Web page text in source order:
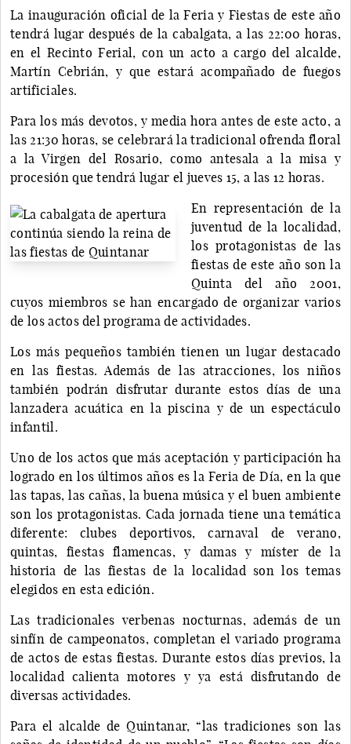
La inauguración oficial de la Feria y Fiestas de este año
tendrá lugar después de la cabalgata, a las 22:00 horas,
en el Recinto Ferial, con un acto a cargo del alcalde,
Martín Cebrián, y que estará acompañado de fuegos
artificiales.
Para los más devotos, y media hora antes de este acto, a
las 21:30 horas, se celebrará la tradicional ofrenda floral
a la Virgen del Rosario, como antesala a la misa y
procesión que tendrá lugar el jueves 15, a las 12 horas.
En representación de la
juventud de la localidad,
los protagonistas de las
fiestas de este año son la
Quinta del año 2001,
cuyos miembros se han encargado de organizar varios
de los actos del programa de actividades.
Los más pequeños también tienen un lugar destacado
en las fiestas. Además de las atracciones, los niños
también podrán disfrutar durante estos días de una
lanzadera acuática en la piscina y de un espectáculo
infantil.
Uno de los actos que más aceptación y participación ha
logrado en los últimos años es la Feria de Día, en la que
las tapas, las cañas, la buena música y el buen ambiente
son los protagonistas. Cada jornada tiene una temática
diferente: clubes deportivos, carnaval de verano,
quintas, fiestas flamencas, y damas y míster de la
historia de las fiestas de la localidad son los temas
elegidos en esta edición.
Las tradicionales verbenas nocturnas, además de un
sinfín de campeonatos, completan el variado programa
de actos de estas fiestas. Durante estos días previos, la
localidad calienta motores y ya está disfrutando de
diversas actividades.
Para el alcalde de Quintanar, “las tradiciones son las